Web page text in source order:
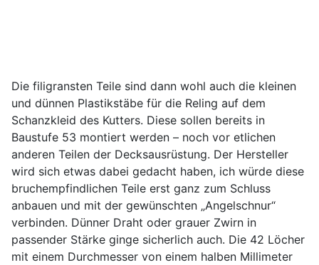
Die filigransten Teile sind dann wohl auch die kleinen
und dünnen Plastikstäbe für die Reling auf dem
Schanzkleid des Kutters. Diese sollen bereits in
Baustufe 53 montiert werden – noch vor etlichen
anderen Teilen der Decksausrüstung. Der Hersteller
wird sich etwas dabei gedacht haben, ich würde diese
bruchempfindlichen Teile erst ganz zum Schluss
anbauen und mit der gewünschten „Angelschnur“
verbinden. Dünner Draht oder grauer Zwirn in
passender Stärke ginge sicherlich auch. Die 42 Löcher
mit einem Durchmesser von einem halben Millimeter